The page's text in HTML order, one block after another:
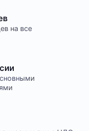
популярном
мы улучшаем
наличными
сотруднику
Доставка
на все